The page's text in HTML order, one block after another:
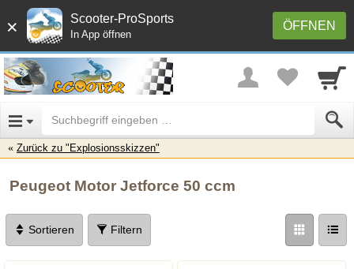
× ÖFFNEN
Scooter-ProSports
In App öffnen
Zurück zu "Explosionsskizzen"
Peugeot Motor Jetforce 50 ccm
Sortieren Filtern